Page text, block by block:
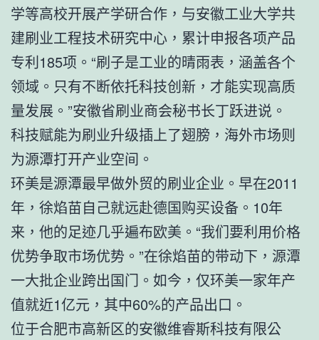
学等高校开展产学研合作，与安徽工业大学共
建刷业工程技术研究中心，累计申报各项产品
专利185项。“刷子是工业的晴雨表，涵盖各个
领域。只有不断依托科技创新，才能实现高质
量发展。”安徽省刷业商会秘书长丁跃进说。
科技赋能为刷业升级插上了翅膀，海外市场则
为源潭打开产业空间。
环美是源潭最早做外贸的刷业企业。早在2011
年，徐焰苗自己就远赴德国购买设备。10年
来，他的足迹几乎遍布欧美。“我们要利用价格
优势争取市场优势。”在徐焰苗的带动下，源潭
一大批企业跨出国门。如今，仅环美一家年产
值就近1亿元，其中60%的产品出口。
位于合肥市高新区的安徽维睿斯科技有限公